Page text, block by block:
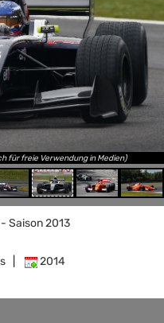
für freie Verwendung in Medien)
Saison 2013
2014